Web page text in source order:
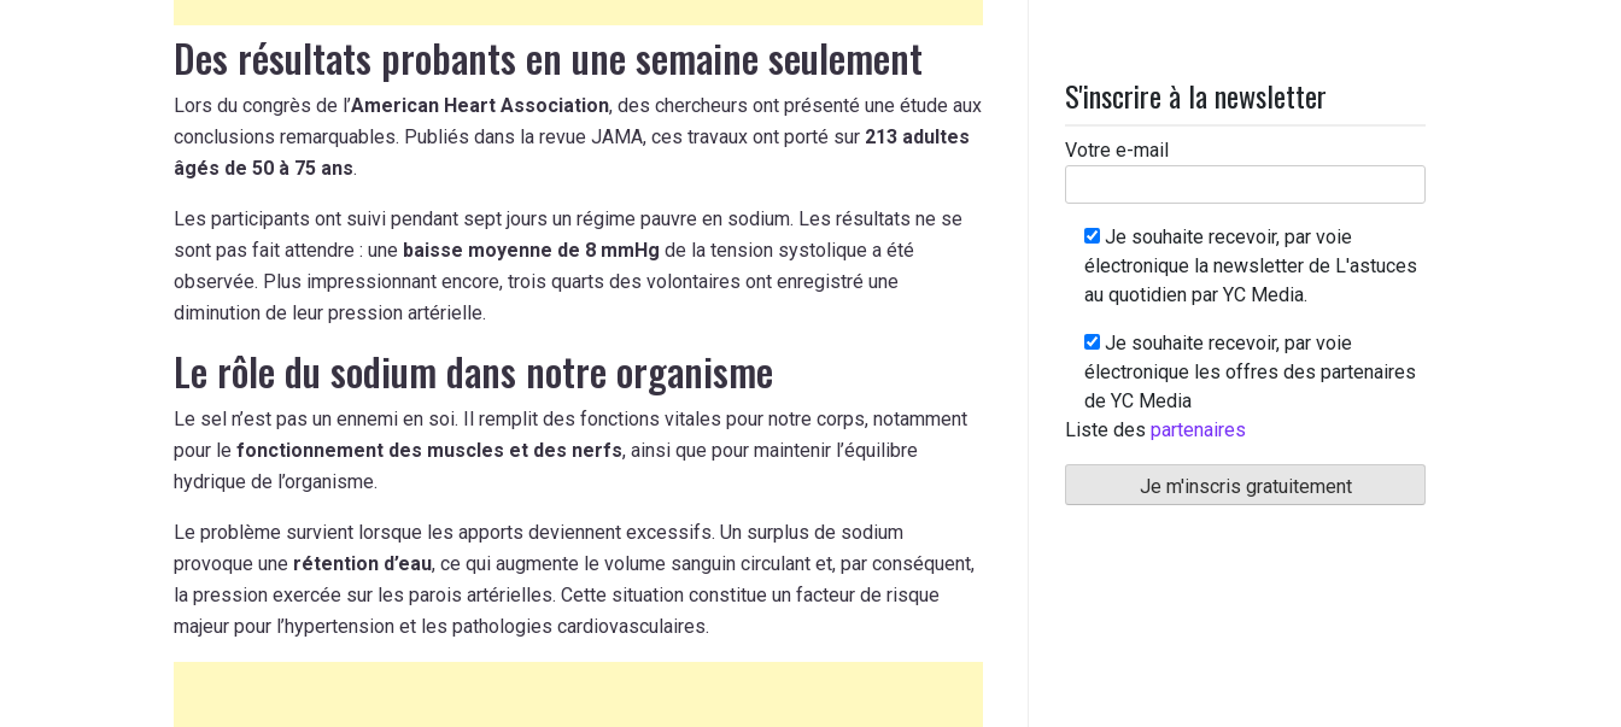
Des résultats probants en une semaine seulement
Lors du congrès de l’American Heart Association, des chercheurs ont présenté une étude aux
conclusions remarquables. Publiés dans la revue JAMA, ces travaux ont porté sur 213 adultes
âgés de 50 à 75 ans.
Les participants ont suivi pendant sept jours un régime pauvre en sodium. Les résultats ne se
sont pas fait attendre : une baisse moyenne de 8 mmHg de la tension systolique a été
observée. Plus impressionnant encore, trois quarts des volontaires ont enregistré une
diminution de leur pression artérielle.
Le rôle du sodium dans notre organisme
Le sel n’est pas un ennemi en soi. Il remplit des fonctions vitales pour notre corps, notamment
pour le fonctionnement des muscles et des nerfs, ainsi que pour maintenir l’équilibre
hydrique de l’organisme.
Le problème survient lorsque les apports deviennent excessifs. Un surplus de sodium
provoque une rétention d’eau, ce qui augmente le volume sanguin circulant et, par conséquent,
la pression exercée sur les parois artérielles. Cette situation constitue un facteur de risque
majeur pour l’hypertension et les pathologies cardiovasculaires.
S'inscrire à la newsletter
Votre e-mail
Je souhaite recevoir, par voie
électronique la newsletter de L'astuces
au quotidien par YC Media.
Je souhaite recevoir, par voie
électronique les offres des partenaires
de YC Media
Liste des partenaires